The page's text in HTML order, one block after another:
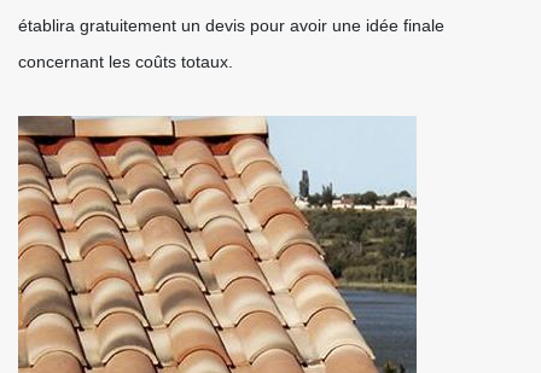
établira gratuitement un devis pour avoir une idée finale
concernant les coûts totaux.